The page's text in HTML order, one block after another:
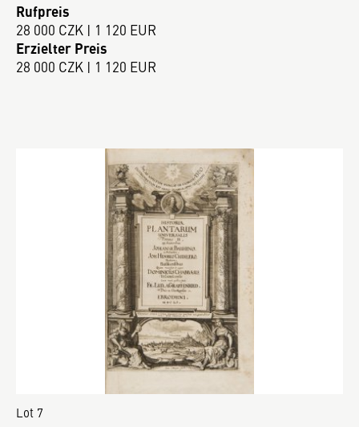
Rufpreis
28 000 CZK | 1 120 EUR
Erzielter Preis
28 000 CZK | 1 120 EUR
Lot 7